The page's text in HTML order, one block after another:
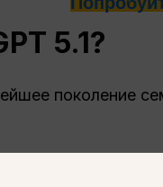
5.1?
поколение